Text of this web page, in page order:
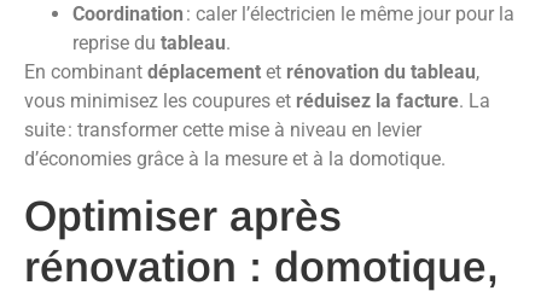
Coordination : caler l’électricien le même jour pour la
reprise du tableau.
En combinant déplacement et rénovation du tableau,
vous minimisez les coupures et réduisez la facture. La
suite : transformer cette mise à niveau en levier
d’économies grâce à la mesure et à la domotique.
Optimiser après
rénovation : domotique,